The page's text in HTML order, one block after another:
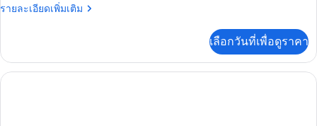
รีสอร์ท
ห้อง
รายละเอียดเพิ่มเติม
ราย
เกี่ยว
กับ
ห้อง
เลือกวันที่เพื่อดูราคา